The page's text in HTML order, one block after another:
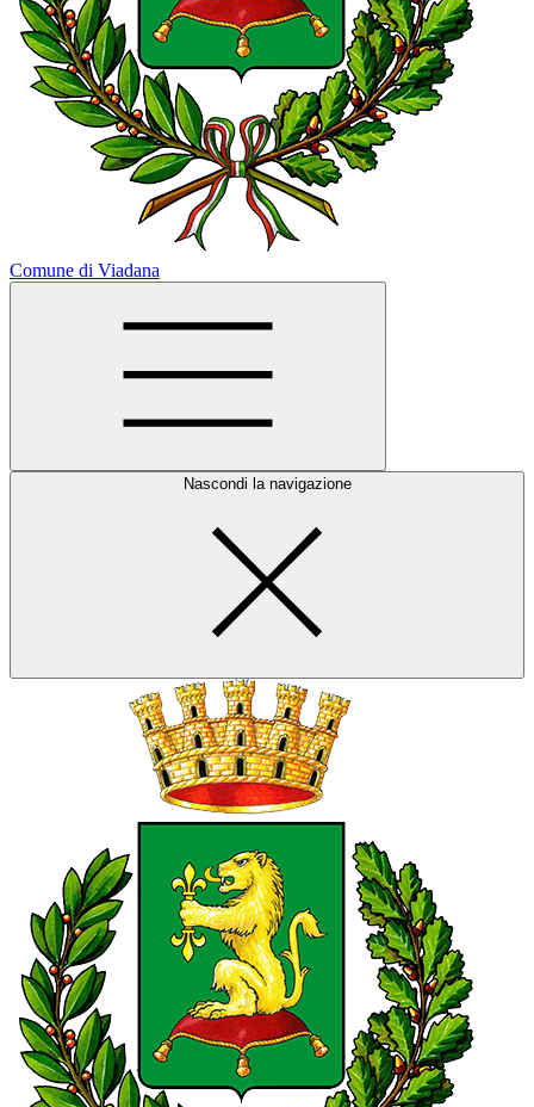
Comune di Viadana
Nascondi la navigazione